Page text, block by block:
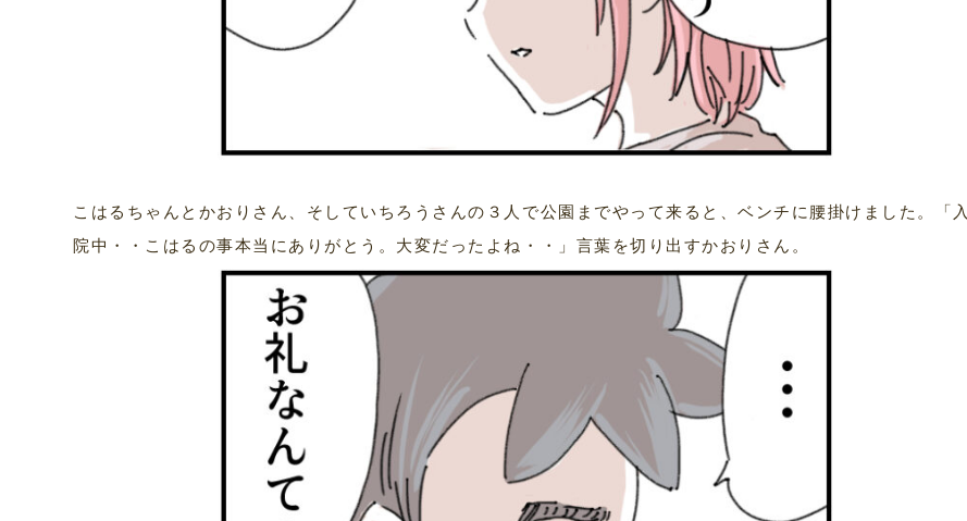
こはるちゃんとかおりさん、そしていちろうさんの３人で公園までやって来ると、ベンチに腰掛けました。「入
院中・・こはるの事本当にありがとう。大変だったよね・・」言葉を切り出すかおりさん。